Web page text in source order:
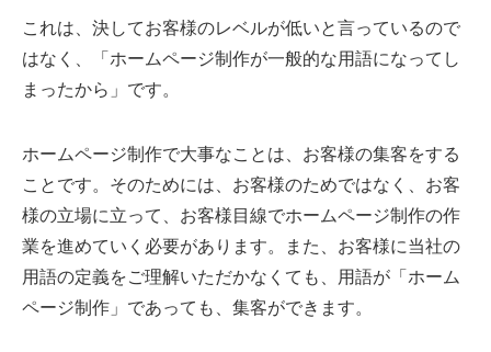
これは、決してお客様のレベルが低いと言っているので
はなく、「ホームページ制作が一般的な用語になってし
まったから」です。
ホームページ制作で大事なことは、お客様の集客をする
ことです。そのためには、お客様のためではなく、お客
様の立場に立って、お客様目線でホームページ制作の作
業を進めていく必要があります。また、お客様に当社の
用語の定義をご理解いただかなくても、用語が「ホーム
ページ制作」であっても、集客ができます。